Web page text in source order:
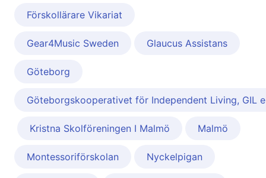
Förskollärare Vikariat
Gear4Music Sweden Glaucus Assistans
Göteborg
Göteborgskooperativet för Independent Living, GIL
Kristna Skolföreningen I Malmö Malmö
Montessoriförskolan Nyckelpigan